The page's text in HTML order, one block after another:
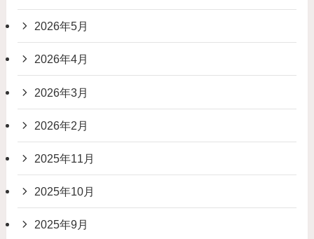
2026年5月
2026年4月
2026年3月
2026年2月
2025年11月
2025年10月
2025年9月